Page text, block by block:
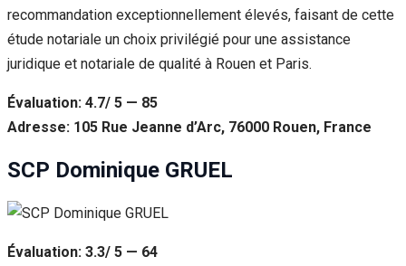
recommandation exceptionnellement élevés, faisant de cette
étude notariale un choix privilégié pour une assistance
juridique et notariale de qualité à Rouen et Paris.
Évaluation: 4.7/ 5 — 85
Adresse: 105 Rue Jeanne d’Arc, 76000 Rouen, France
SCP Dominique GRUEL
Évaluation: 3.3/ 5 — 64